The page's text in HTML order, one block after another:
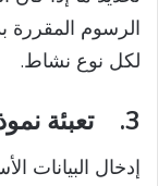
الرسوم
لكل نوع نشاط.
3. تعبئة
إدخال البيانات